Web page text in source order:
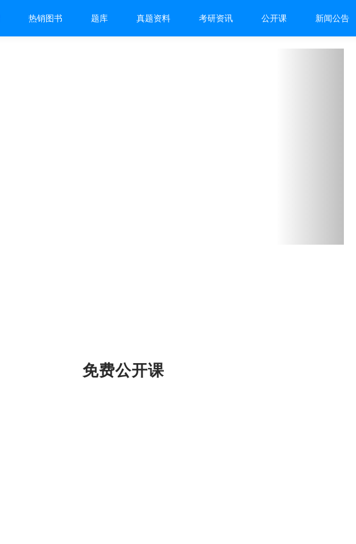
热销图书 题库 真题资料 考研资讯 公开课 新闻公告
免费公开课